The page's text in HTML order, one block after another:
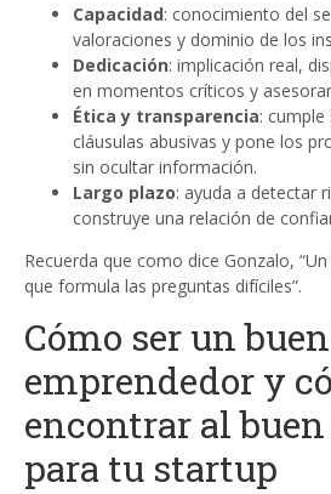
Capacidad: conocimiento del
valoraciones y dominio de los
Dedicación: implicación real,
en momentos críticos y
Ética y transparencia: cumple
cláusulas abusivas y pone los
sin ocultar información.
Largo plazo: ayuda a detectar
construye una relación de
Recuerda que como dice Gonzalo, “Un
que formula las preguntas difíciles”.
Cómo ser un buen
emprendedor y
encontrar al
para tu startup